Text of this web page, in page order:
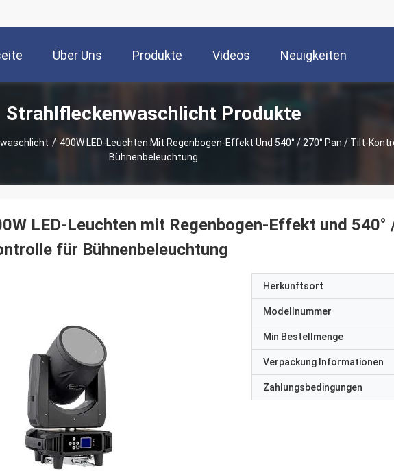
Über Uns Produkte Videos Neuigkeiten
Strahlfleckenwaschlicht Produkte
/ 400W LED-Leuchten Mit Regenbogen-Effekt Und 540° / 270° Pan / Tilt-
Bühnenbeleuchtung
LED-Leuchten mit Regenbogen-Effekt und 540°
für Bühnenbeleuchtung
Herkunftsort
Modellnummer
Min Bestellmenge
Verpackung Informationen
Zahlungsbedingungen